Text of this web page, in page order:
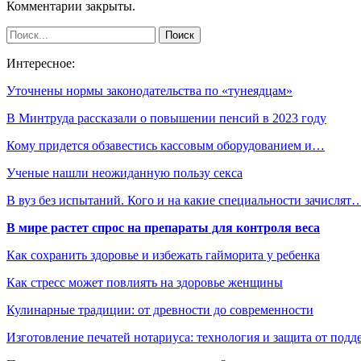
Комментарии закрыты.
Интересное:
Уточнены нормы законодательства по «тунеядцам»
В Минтруда рассказали о повышении пенсий в 2023 году
Кому придется обзавестись кассовым оборудованием и…
Ученые нашли неожиданную пользу секса
В вуз без испытаний. Кого и на какие специальности
В мире растет спрос на препараты для контроля веса
Как сохранить здоровье и избежать гайморита у ребенка
Как стресс может повлиять на здоровье женщины
Кулинарные традиции: от древности до современности
Изготовление печатей нотариуса: технология и защита от